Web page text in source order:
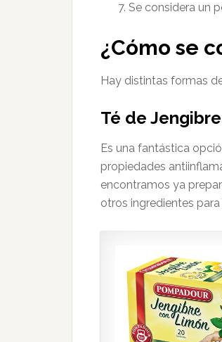
Se considera un
¿Cómo se
Hay distintas formas
Té de Jengibre
Es una fantástica
propiedades
encontramos ya
otros ingredientes